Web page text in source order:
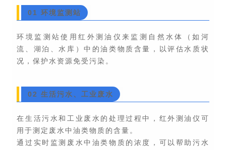
01 环境监测站
环境监测站使用红外测油仪来监测自然水体（如河
流、湖泊、水库）中的油类物质含量，以评估水质状
况，保护水资源免受污染。
02 生活污水、工业废水
在生活污水和工业废水的处理过程中，红外测油仪可
用于测定废水中油类物质的含量。
通过实时监测废水中油类物质的浓度，可以帮助污水